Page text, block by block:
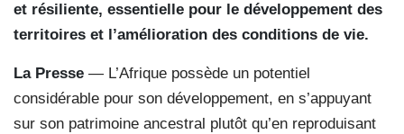
et résiliente, essentielle pour le développement des
territoires et l’amélioration des conditions de vie.
La Presse — L’Afrique possède un potentiel
considérable pour son développement, en s’appuyant
sur son patrimoine ancestral plutôt qu’en reproduisant